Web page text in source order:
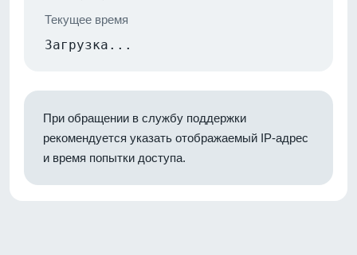
Текущее время
Загрузка...
При обращении в службу поддержки
рекомендуется указать отображаемый IP-адрес
и время попытки доступа.